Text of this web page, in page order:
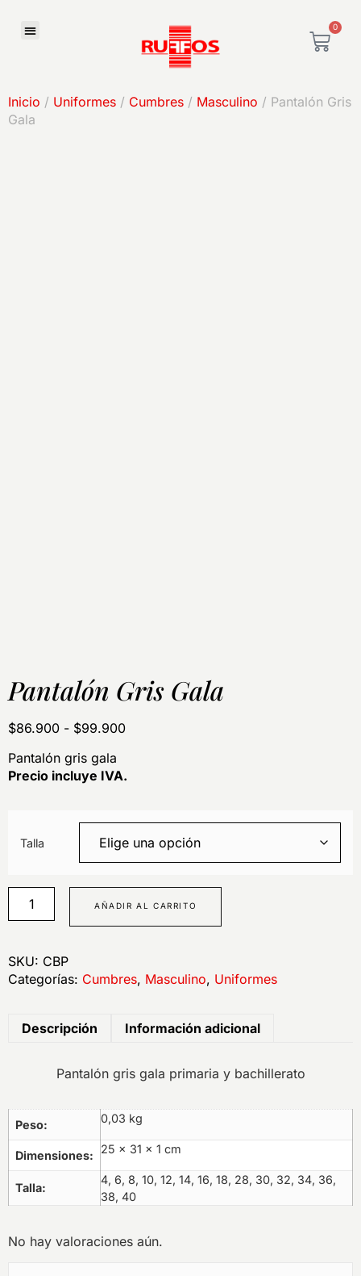
0
Inicio / Uniformes / Cumbres / Masculino / Pantalón Gris
Gala
Pantalón Gris Gala
$86.900 - $99.900
Pantalón gris gala
Precio incluye IVA.
Talla
AÑADIR AL CARRITO
SKU: CBP
Categorías: Cumbres, Masculino, Uniformes
Descripción Información adicional
Pantalón gris gala primaria y bachillerato
Peso 0,03 kg
Dimensiones 25 × 31 × 1 cm
Talla
4, 6, 8, 10, 12, 14, 16, 18, 28, 30, 32, 34, 36,
38, 40
No hay valoraciones aún.